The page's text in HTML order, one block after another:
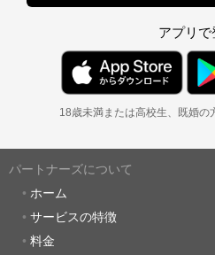
アプリで
18歳未満または高校生、既婚の
パートナーズについて
ホーム
サービスの特徴
料金